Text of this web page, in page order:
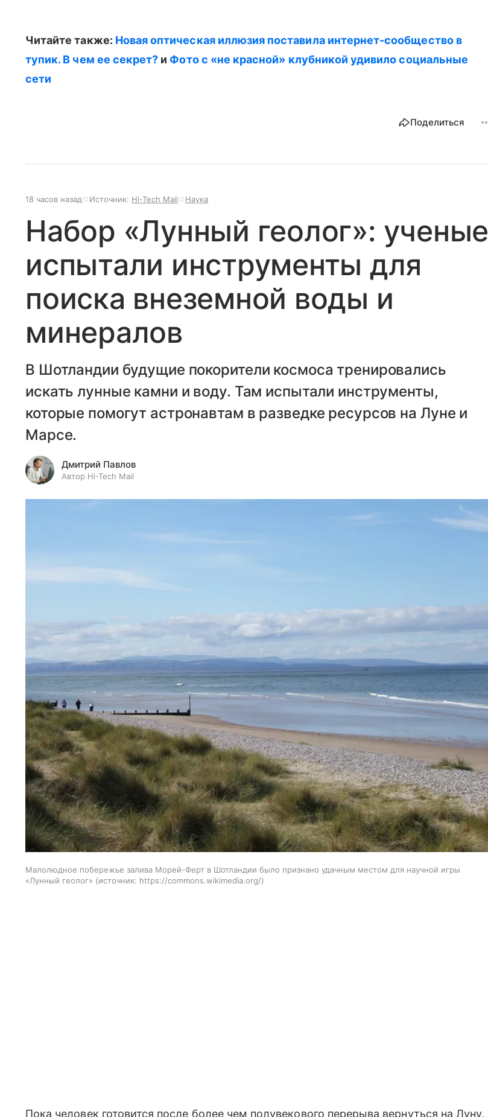
Читайте также: Новая оптическая иллюзия поставила интернет-сообщество в
тупик. В чем ее секрет? и Фото с «не красной» клубникой удивило социальные
сети
Поделиться
18 часов назад Источник: Hi-Tech Mail Наука
Набор «Лунный геолог»: ученые
испытали инструменты для
поиска внеземной воды и
минералов
В Шотландии будущие покорители космоса тренировались
искать лунные камни и воду. Там испытали инструменты,
которые помогут астронавтам в разведке ресурсов на Луне и
Марсе.
Дмитрий Павлов
Автор Hi-Tech Mail
Малолюдное побережье залива Морей-Ферт в Шотландии было признано удачным местом для научной игры
«Лунный геолог»
источник: https://commons.wikimedia.org/
Пока человек готовится после более чем полувекового перерыва вернуться на Луну,